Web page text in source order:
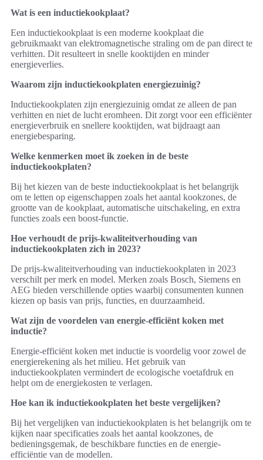
Wat is een inductiekookplaat?
Een inductiekookplaat is een moderne kookplaat die
gebruikmaakt van elektromagnetische straling om de pan direct te
verhitten. Dit resulteert in snelle kooktijden en minder
energieverlies.
Waarom zijn inductiekookplaten energiezuinig?
Inductiekookplaten zijn energiezuinig omdat ze alleen de pan
verhitten en niet de lucht eromheen. Dit zorgt voor een efficiënter
energieverbruik en snellere kooktijden, wat bijdraagt aan
energiebesparing.
Welke kenmerken moet ik zoeken in de beste
inductiekookplaten?
Bij het kiezen van de beste inductiekookplaat is het belangrijk
om te letten op eigenschappen zoals het aantal kookzones, de
grootte van de kookplaat, automatische uitschakeling, en extra
functies zoals een boost-functie.
Hoe verhoudt de prijs-kwaliteitverhouding van
inductiekookplaten zich in 2023?
De prijs-kwaliteitverhouding van inductiekookplaten in 2023
verschilt per merk en model. Merken zoals Bosch, Siemens en
AEG bieden verschillende opties waarbij consumenten kunnen
kiezen op basis van prijs, functies, en duurzaamheid.
Wat zijn de voordelen van energie-efficiënt koken met
inductie?
Energie-efficiënt koken met inductie is voordelig voor zowel de
energierekening als het milieu. Het gebruik van
inductiekookplaten vermindert de ecologische voetafdruk en
helpt om de energiekosten te verlagen.
Hoe kan ik inductiekookplaten het beste vergelijken?
Bij het vergelijken van inductiekookplaten is het belangrijk om te
kijken naar specificaties zoals het aantal kookzones, de
bedieningsgemak, de beschikbare functies en de energie-
efficiëntie van de modellen.